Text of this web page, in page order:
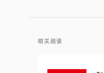
相关阅读